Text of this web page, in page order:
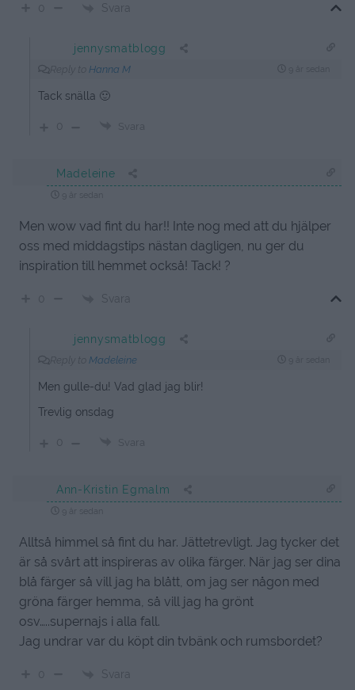
Svara
jennysmatblogg
Hanna M
Tack snälla 🙂
Svara
Madeleine
Men wow vad fint du har!! Inte nog med att du hjälper
oss med middagstips nästan dagligen, nu ger du
inspiration till hemmet också! Tack! ?
Svara
jennysmatblogg
Madeleine
Men gulle-du! Vad glad jag blir!
Trevlig onsdag
Svara
Ann-Kristin Egmalm
Alltså himmel så fint du har. Jättetrevligt. Jag tycker det
är så svårt att inspireras av olika färger. När jag ser dina
blå färger så vill jag ha blått, om jag ser någon med
gröna färger hemma, så vill jag ha grönt
osv…..supernajs i alla fall.
Jag undrar var du köpt din tvbänk och rumsbordet?
Svara